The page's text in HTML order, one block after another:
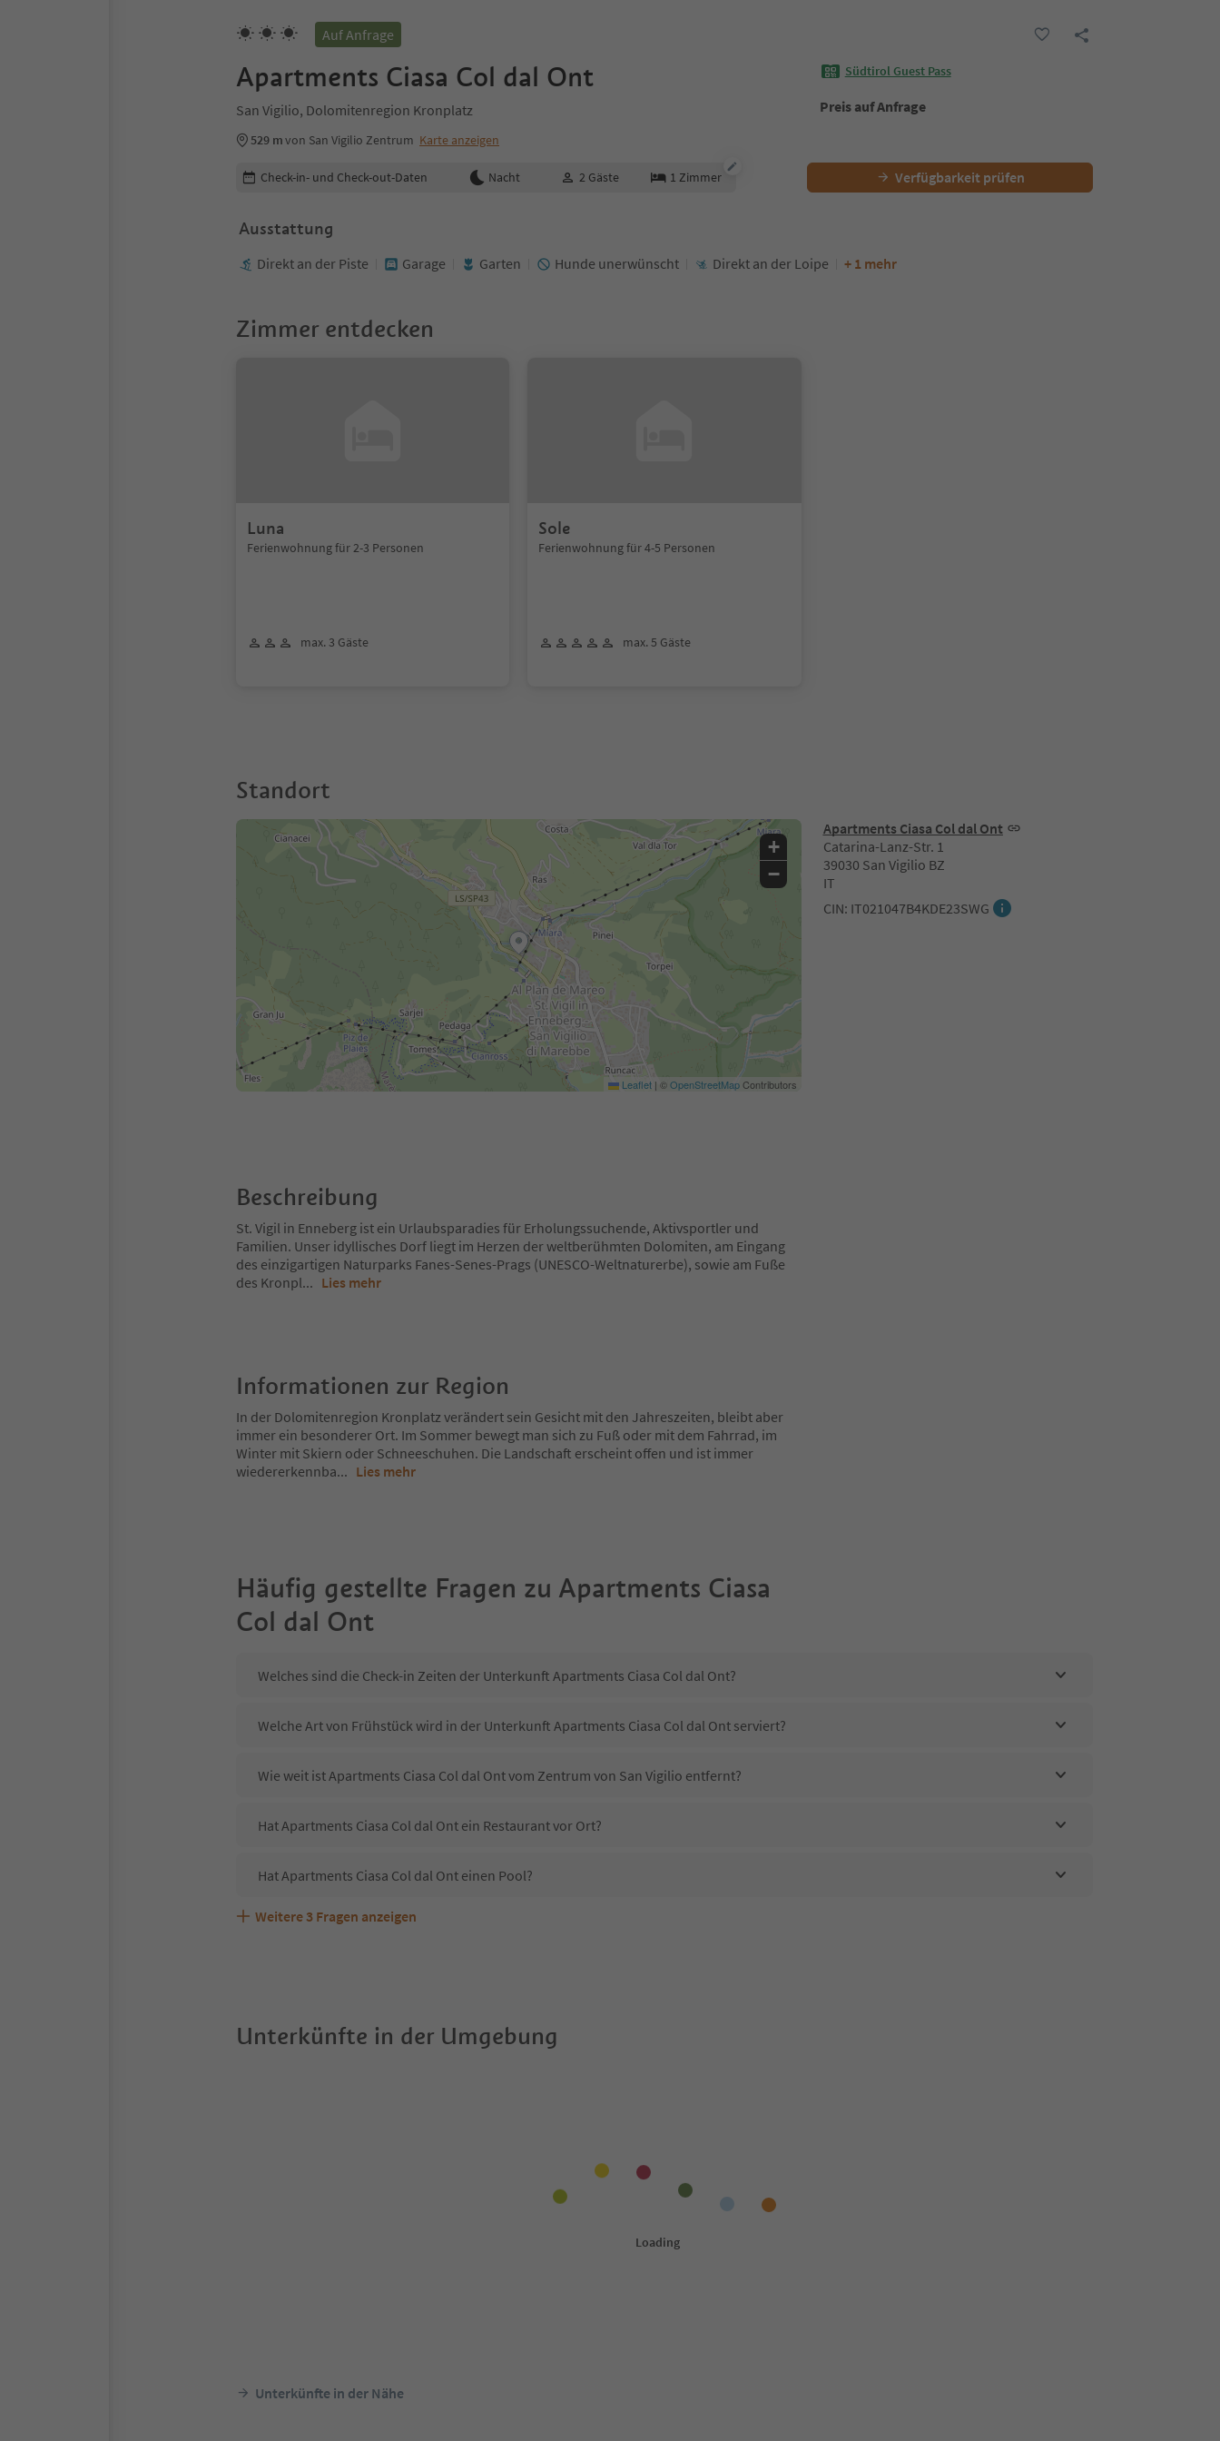
Auf Anfrage
Apartments Ciasa Col dal Ont
San Vigilio, Dolomitenregion Kronplatz
529 mvon San Vigilio Zentrum Karte anzeigen
Südtirol Guest Pass
Preis auf Anfrage
Buchungsdetails bearbeiten
Check-in- und Check-out-Daten Nacht 2 Gäste 1 Zimmer Verfügbarkeit prüfen
Ausstattung
Direkt an der Piste Garage Garten Hunde unerwünscht Direkt an der Loipe + 1 mehr
Zimmer entdecken
Luna
Ferienwohnung für 2-3 Personen
max. 3 Gäste
Sole
Ferienwohnung für 4-5 Personen
max. 5 Gäste
Standort
Apartments Ciasa Col dal Ont
Catarina-Lanz-Str. 1
39030 San Vigilio BZ
IT
CIN: IT021047B4KDE23SWG
+
−
Leaflet | ©OpenStreetMapContributors
Beschreibung
St. Vigil in Enneberg ist ein Urlaubsparadies für Erholungssuchende, Aktivsportler und
Familien. Unser idyllisches Dorf liegt im Herzen der weltberühmten Dolomiten, am Eingang
des einzigartigen Naturparks Fanes-Senes-Prags (UNESCO-Weltnaturerbe), sowie am Fuße
des Kronpl... Lies mehr
Informationen zur Region
In der Dolomitenregion Kronplatz verändert sein Gesicht mit den Jahreszeiten, bleibt aber
immer ein besonderer Ort. Im Sommer bewegt man sich zu Fuß oder mit dem Fahrrad, im
Winter mit Skiern oder Schneeschuhen. Die Landschaft erscheint offen und ist immer
wiedererkennba... Lies mehr
Häufig gestellte Fragen zu Apartments Ciasa
Col dal Ont
Welches sind die Check-in Zeiten der Unterkunft Apartments Ciasa Col dal Ont?
Welche Art von Frühstück wird in der Unterkunft Apartments Ciasa Col dal Ont serviert?
Wie weit ist Apartments Ciasa Col dal Ont vom Zentrum von San Vigilio entfernt?
Hat Apartments Ciasa Col dal Ont ein Restaurant vor Ort?
Hat Apartments Ciasa Col dal Ont einen Pool?
Sind Haustiere in der Unterkunft Apartments Ciasa Col dal Ont erlaubt?
Welche Services bietet Apartments Ciasa Col dal Ont?
Weitere 3 Fragen anzeigen
Unterkünfte in der Umgebung
Unterkünfte in der Nähe